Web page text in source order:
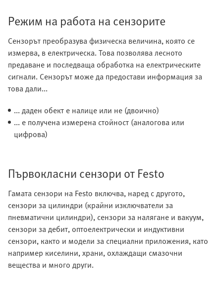
Режим на работа на сензорите
Сензорът преобразува физическа величина, която се
измерва, в електрическа. Това позволява лесното
предаване и последваща обработка на електрическите
сигнали. Сензорът може да предостави информация за
това дали...
... даден обект е налице или не (двоично)
... е получена измерена стойност (аналогова или
цифрова)
Първокласни сензори от Festo
Гамата сензори на Festo включва, наред с другото,
сензори за цилиндри (крайни изключватели за
пневматични цилиндри), сензори за налягане и вакуум,
сензори за дебит, оптоелектрически и индуктивни
сензори, както и модели за специални приложения, като
например киселини, храни, охлаждащи смазочни
вещества и много други.